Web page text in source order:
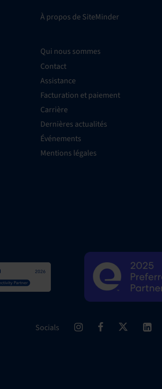
À propos de SiteMinder
Qui nous sommes
Contact
Assistance
Facturation et paiement
Carrière
Dernières actualités
Événements
Mentions légales
Socials